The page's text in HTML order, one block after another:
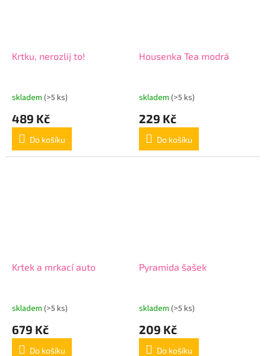
Krtku, nerozlij to!
skladem (>5 ks)
489 Kč
Do košíku
Housenka Tea modrá
skladem (>5 ks)
229 Kč
Do košíku
Krtek a mrkací auto
skladem (>5 ks)
679 Kč
Do košíku
Pyramida šašek
skladem (>5 ks)
209 Kč
Do košíku